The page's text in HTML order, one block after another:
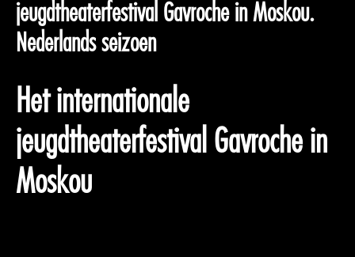
jeugdtheaterfestival Gavroche in Moskou.
Nederlands seizoen
Het internationale
jeugdtheaterfestival Gavroche in
Moskou